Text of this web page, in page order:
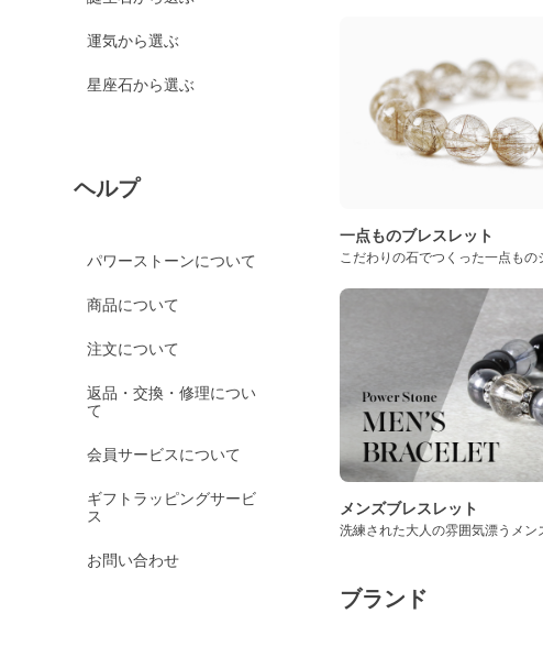
運気から選ぶ
星座石から選ぶ
ヘルプ
パワーストーンについて
商品について
注文について
返品・交換・修理につい
て
会員サービスについて
ギフトラッピングサービ
ス
お問い合わせ
一点ものブレスレット
こだわりの石でつくった一点もの
メンズブレスレット
洗練された大人の雰囲気漂うメン
ブランド